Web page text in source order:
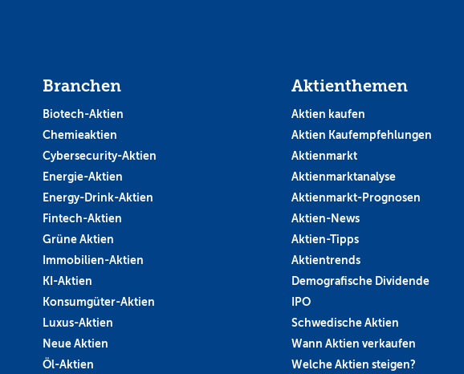
Branchen
Biotech-Aktien
Chemieaktien
Cybersecurity-Aktien
Energie-Aktien
Energy-Drink-Aktien
Fintech-Aktien
Grüne Aktien
Immobilien-Aktien
KI-Aktien
Konsumgüter-Aktien
Luxus-Aktien
Neue Aktien
Öl-Aktien
Aktienthemen
Aktien kaufen
Aktien Kaufempfehlungen
Aktienmarkt
Aktienmarktanalyse
Aktienmarkt-Prognosen
Aktien-News
Aktien-Tipps
Aktientrends
Demografische Dividende
IPO
Schwedische Aktien
Wann Aktien verkaufen
Welche Aktien steigen?